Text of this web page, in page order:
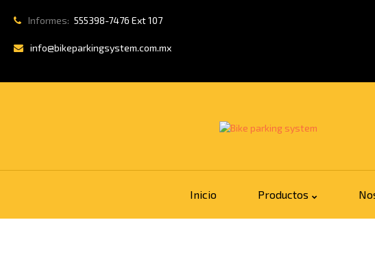
Informes: 555398-7476 Ext 107
info@bikeparkingsystem.com.mx
Inicio Productos